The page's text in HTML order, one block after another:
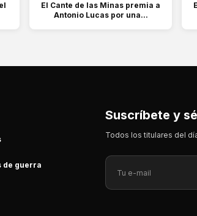
El Cante de las Minas premia a
Antonio Lucas por una...
de guerra
Suscríbete y
Todos los titulares del